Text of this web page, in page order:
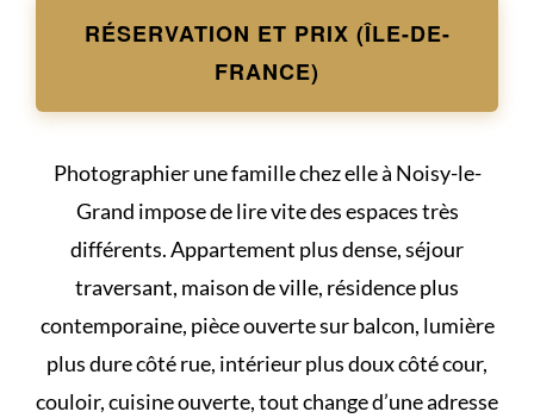
RÉSERVATION ET PRIX (ÎLE-DE-
FRANCE)
Photographier une famille chez elle à Noisy-le-
Grand impose de lire vite des espaces très
différents. Appartement plus dense, séjour
traversant, maison de ville, résidence plus
contemporaine, pièce ouverte sur balcon, lumière
plus dure côté rue, intérieur plus doux côté cour,
couloir, cuisine ouverte, tout change d’une adresse